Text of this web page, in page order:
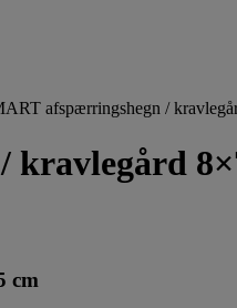
afspærringshegn /
kravlegård
cm